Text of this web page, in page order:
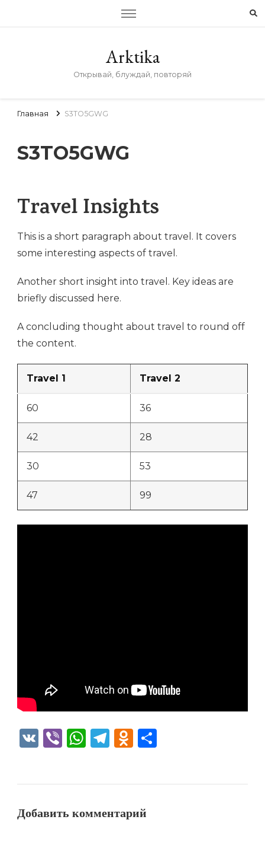
Arktika
Открывай, блуждай, повторяй
Главная S3TO5GWG
S3TO5GWG
Travel Insights
This is a short paragraph about travel. It covers
some interesting aspects of travel.
Another short insight into travel. Key ideas are
briefly discussed here.
A concluding thought about travel to round off
the content.
Travel 1 Travel 2
60 36
42 28
30 53
47 99
VK ViberWhatsApp
Telegram
Odnoklassniki
Добавить комментарий